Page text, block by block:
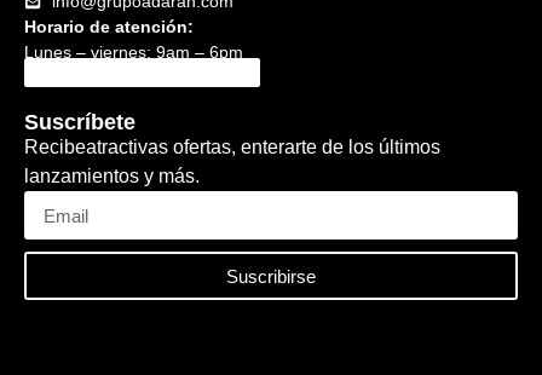
Horario de atención:
Lunes – viernes: 9am – 6pm
Suscríbete
Recibeatractivas ofertas, enterarte de los últimos
lanzamientos y más.
Suscribirse